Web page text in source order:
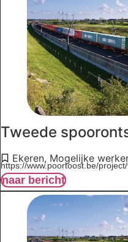
Tweede
Ekeren, Mogelijke
https://www.poortoost.be/
naar bericht